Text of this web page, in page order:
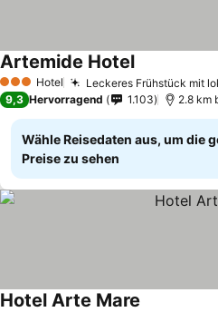
3 SterneHotel Leckeres Frühstück mit
Artemide Hotel
9,3 Hervorragend 1.103 2.8 km
Wähle Reisedaten aus, um die
Preise zu sehen
Hotel Arte Mare